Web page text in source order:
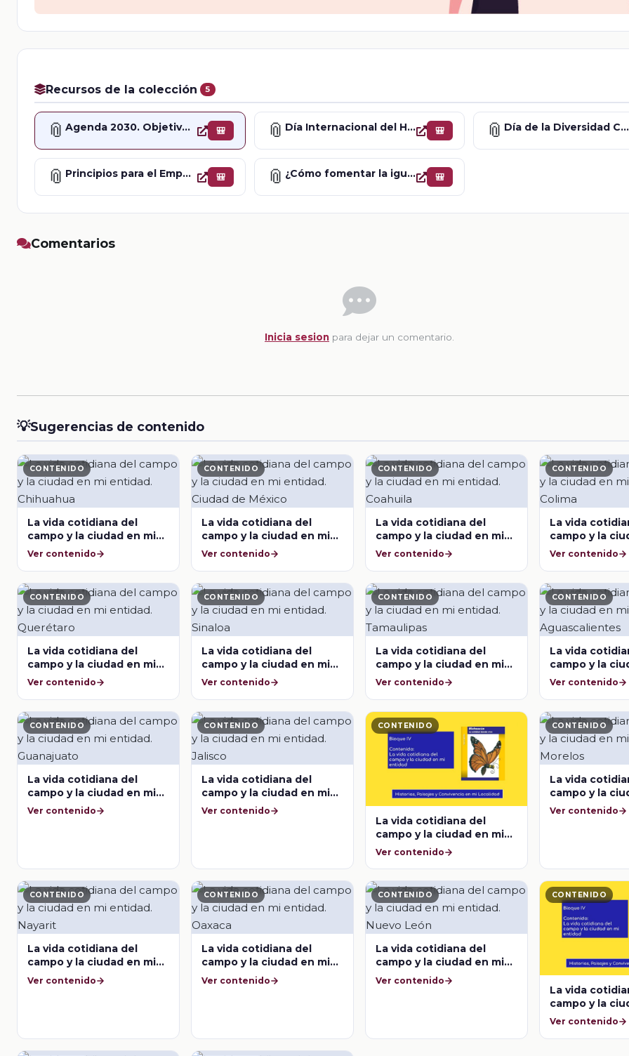
Recursos de la colección 5
📎 Agenda 2030. Objetivo 5: Igualdad de género 🎒 📎 Día Internacional del Hombre 🎒 📎 Día de la Diversidad Cultural para el Diálogo y el Desarrollo
📎 Principios para el Empoderamiento de las Mujeres 🎒 📎 ¿Cómo fomentar la igualdad de género? 🎒
Comentarios
Inicia sesion para dejar un comentario.
💡Sugerencias de contenido
CONTENIDO
La vida cotidiana del
campo y la ciudad en mi
entidad. Chihuahua
Ver contenido
CONTENIDO
La vida cotidiana del
campo y la ciudad en mi
entidad. Ciudad de
Ver contenido
CONTENIDO
La vida cotidiana del
campo y la ciudad en mi
entidad. Coahuila
Ver contenido
CONTENIDO
La vida
campo y la
entidad.
Ver contenido
CONTENIDO
La vida cotidiana del
campo y la ciudad en mi
entidad. Querétaro
Ver contenido
CONTENIDO
La vida cotidiana del
campo y la ciudad en mi
entidad. Sinaloa
Ver contenido
CONTENIDO
La vida cotidiana del
campo y la ciudad en mi
entidad. Tamaulipas
Ver contenido
CONTENIDO
La vida
campo y la
entidad.
Ver contenido
CONTENIDO
La vida cotidiana del
campo y la ciudad en mi
entidad. Guanajuato
Ver contenido
CONTENIDO
La vida cotidiana del
campo y la ciudad en mi
entidad. Jalisco
Ver contenido
CONTENIDO
La vida cotidiana del
campo y la ciudad en mi
entidad. Michoacán
Ver contenido
CONTENIDO
La vida
campo y la
entidad.
Ver contenido
CONTENIDO
La vida cotidiana del
campo y la ciudad en mi
entidad. Nayarit
Ver contenido
CONTENIDO
La vida cotidiana del
campo y la ciudad en mi
entidad. Oaxaca
Ver contenido
CONTENIDO
La vida cotidiana del
campo y la ciudad en mi
entidad. Nuevo León
Ver contenido
CONTENIDO
La vida
campo y la
entidad.
Ver contenido